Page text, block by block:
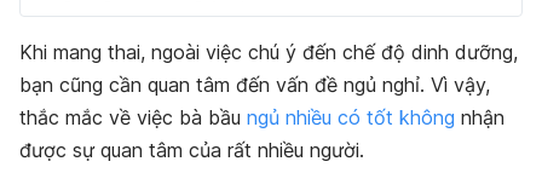
Khi mang thai, ngoài việc chú ý đến chế độ dinh dưỡng,
bạn cũng cần quan tâm đến vấn đề ngủ nghỉ. Vì vậy,
thắc mắc về việc bà bầu ngủ nhiều có tốt không nhận
được sự quan tâm của rất nhiều người.